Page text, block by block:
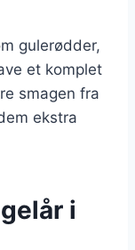
gulerødder,
et komplet
smagen fra
ekstra
i